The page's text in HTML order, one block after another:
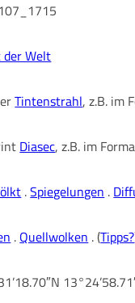
der Welt
Tintenstrahl, z.B. im
Diasec, z.B. im
.Spiegelungen .
. Quellwolken . (Tipps?